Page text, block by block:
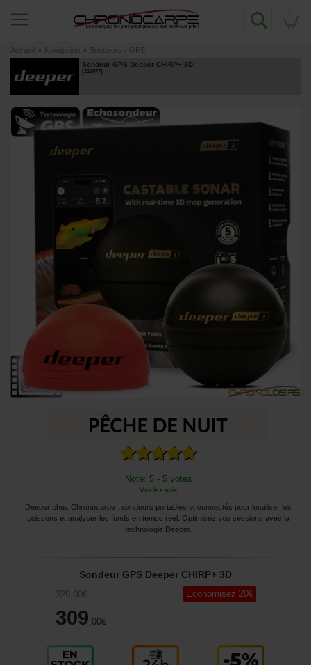
Accueil » Navigation » Sondeurs - GPS
Sondeur GPS Deeper CHIRP+ 3D
[219977]
Note: 5 - 5 votes
Voir les avis
Deeper chez Chronocarpe : sondeurs portables et connectés pour localiser les
poissons et analyser les fonds en temps réel. Optimisez vos sessions avec la
technologie Deeper.
Sondeur GPS Deeper CHIRP+ 3D
329,00€
309 ,00€
Economisez 20€